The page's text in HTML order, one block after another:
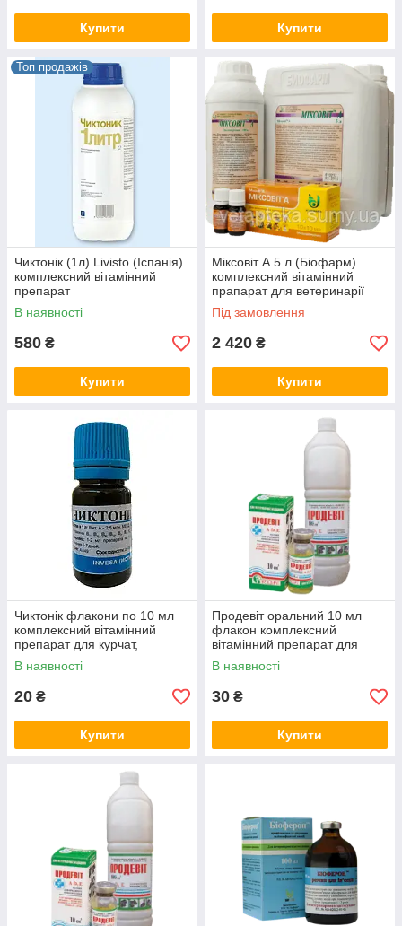
Купити Купити
Топ продажів
Чиктонік (1л) Livisto (Іспанія)
комплексний вітамінний
препарат
В наявності
580 ₴
Купити
Міксовіт А 5 л (Біофарм)
комплексний вітамінний
прапарат для ветеринарії
Під замовлення
2 420 ₴
Купити
Чиктонік флакони по 10 мл
комплексний вітамінний
препарат для курчат,
бройлерів та індичат
В наявності
20 ₴
Купити
Продевіт оральний 10 мл
флакон комплексний
вітамінний препарат для
птиці
В наявності
30 ₴
Купити